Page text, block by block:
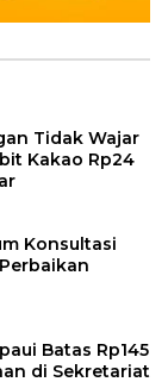
Tidak Wajar
Kakao Rp24
Konsultasi
Batas Rp145
di Sekretariat